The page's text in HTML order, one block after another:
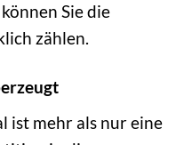
Sie die
zählen.
ist mehr als nur eine